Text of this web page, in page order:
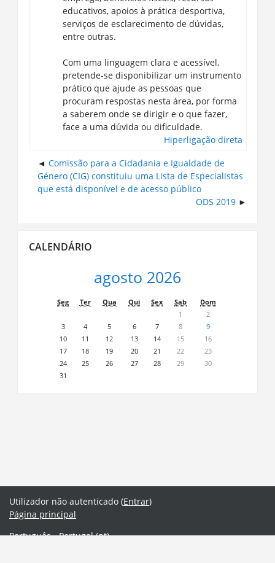
educativos, apoios à prática desportiva,
serviços de esclarecimento de dúvidas,
entre outras.
Com uma linguagem clara e acessível,
pretende-se disponibilizar um instrumento
prático que ajude as pessoas que
procuram respostas nesta área, por forma
a saberem onde se dirigir e o que fazer,
face a uma dúvida ou dificuldade.
Hiperligação direta
Comissão para a Cidadania e Igualdade de
Género (CIG) constituiu uma Lista de Especialistas
que está disponível e de acesso público
ODS 2019
Calendário
CALENDÁRIO
agosto 2026
Seg Ter Qua Qui Sex Sab
Dom
1
2
3
4 5 6 7 8
9
10
11 12 13 14 15
16
17
18 19 20 21 22
23
24
25 26 27 28 29
30
31
Utilizador não autenticado (Entrar)
Página principal
Português - Portugal ‎(pt)‎